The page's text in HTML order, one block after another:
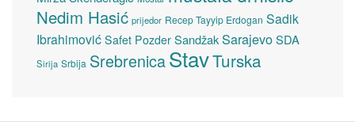
Nedim Hasić prijedor Recep Tayyip Erdogan Sadik
Ibrahimović Safet Pozder SandžakSarajevoSDA
Sirija Srbija SrebrenicaStavTurska